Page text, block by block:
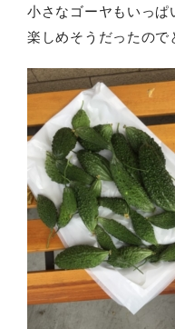
小さなゴーヤもいっ
楽しめそうだったので